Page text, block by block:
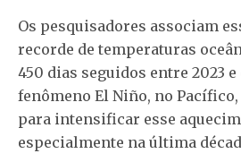
Os pesquisadores associam
recorde de temperaturas
450 dias seguidos entre 2023
fenômeno El Niño, no
para intensificar esse
especialmente na última